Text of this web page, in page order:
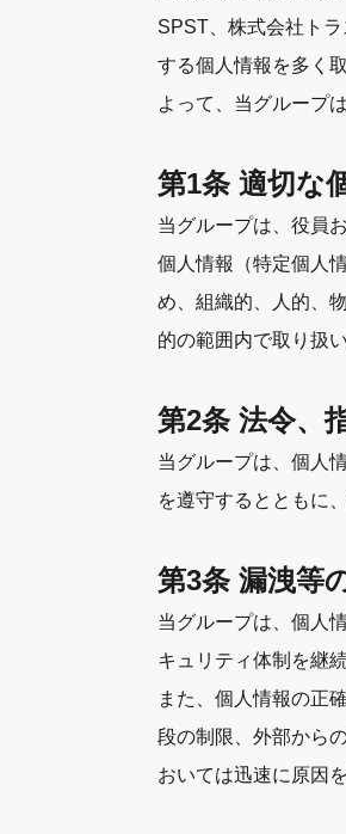
SPST、株式会社ト
する個人情報を多く
よって、当グループ
第1条 適切な
当グループは、役員
個人情報（特定個人
め、組織的、人的、
的の範囲内で取り扱
第2条 法令、
当グループは、個人
を遵守するとともに
第3条 漏洩等
当グループは、個人
キュリティ体制を継
また、個人情報の正
段の制限、外部から
おいては迅速に原因